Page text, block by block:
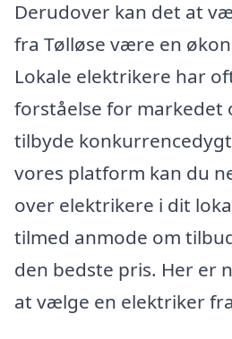
Derudover kan det at
fra Tølløse være en
Lokale elektrikere har
forståelse for markedet
tilbyde
vores platform kan du
over elektrikere i dit
tilmed anmode om
den bedste pris. Her er
at vælge en elektriker